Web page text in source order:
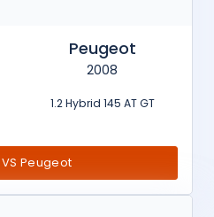
Peugeot
2008
1.2 Hybrid 145 AT GT
Peugeot